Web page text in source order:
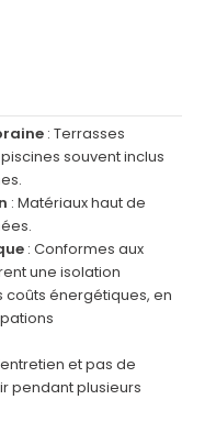
: Terrasses
souvent inclus
: Matériaux haut de
: Conformes aux
une isolation
énergétiques, en
et pas de
pendant plusieurs